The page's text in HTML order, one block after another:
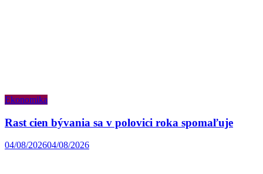
Ekonomika
Rast cien bývania sa v polovici roka spomaľuje
04/08/202604/08/2026